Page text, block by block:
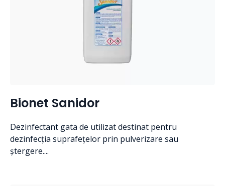
Bionet Sanidor
Dezinfectant gata de utilizat destinat pentru
dezinfecția suprafețelor prin pulverizare sau
ștergere....